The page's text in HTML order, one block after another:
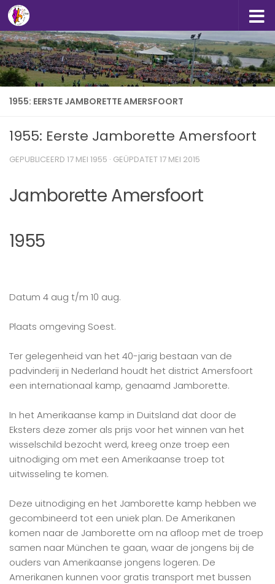
Doorgaan naar inhoud
1955: EERSTE JAMBORETTE AMERSFOORT
1955: Eerste Jamborette Amersfoort
GEPUBLICEERD 17 MEI 1955 · GEÜPDATET17 MEI 2015
Jamborette Amersfoort
1955
Datum 4 aug t/m 10 aug.
Plaats omgeving Soest.
Ter gelegenheid van het 40-jarig bestaan van de
padvinderij in Nederland houdt het district Amersfoort
een internationaal kamp, genaamd Jamborette.
In het Amerikaanse kamp in Duitsland dat door de
Eksters deze zomer als prijs voor het winnen van het
wisselschild bezocht werd, kreeg onze troep een
uitnodiging om met een Amerikaanse troep tot
uitwisseling te komen.
Deze uitnodiging en het Jamborette kamp hebben we
gecombineerd tot een uniek plan. De Amerikanen
komen naar de Jamborette om na afloop met de troep
samen naar München te gaan, waar de jongens bij de
ouders van Amerikaanse jongens logeren. De
Amerikanen kunnen voor gratis transport met bussen